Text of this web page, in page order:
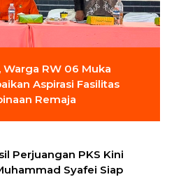
RW 06 Muka
Aspirasi Fasilitas
Remaja
Perjuangan PKS Kini
Syafei Siap